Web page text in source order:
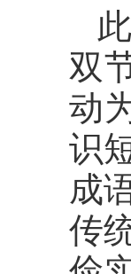
双
动
识
成
传